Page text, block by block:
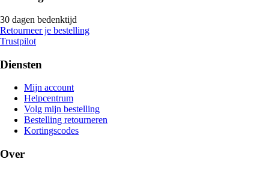
30 dagen bedenktijd
Retourneer je bestelling
Trustpilot
Diensten
Mijn account
Helpcentrum
Volg mijn bestelling
Bestelling retourneren
Kortingscodes
Over